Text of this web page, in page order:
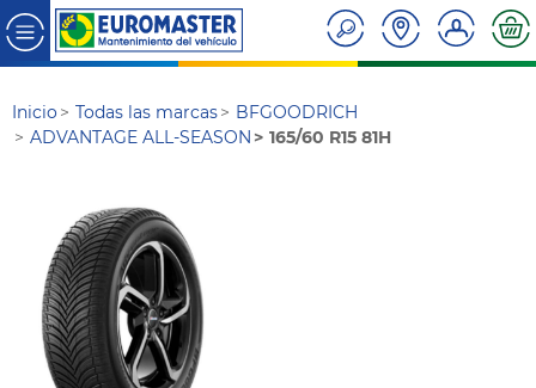
Inicio Todas las marcas
BFGOODRICH
ADVANTAGE ALL-SEASON
165/60 R15 81H